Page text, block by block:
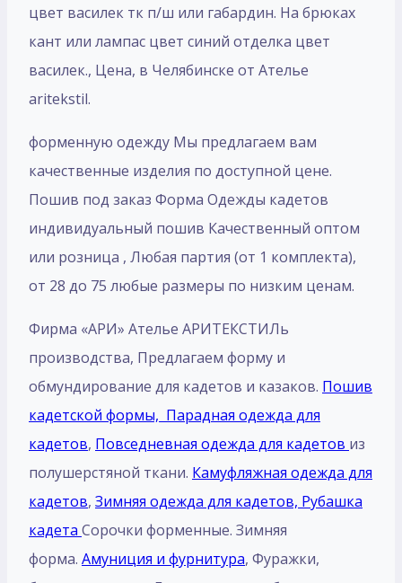
цвет василек тк п/ш или габардин. На брюках
кант или лампас цвет синий отделка цвет
василек., Цена, в Челябинске от Ателье
aritekstil.
форменную одежду Мы предлагаем вам
качественные изделия по доступной цене.
Пошив под заказ Форма Одежды кадетов
индивидуальный пошив Качественный оптом
или розница , Любая партия (от 1 комплекта),
от 28 до 75 любые размеры по низким ценам.
Фирма «АРИ» Ателье АРИТЕКСТИЛь
производства, Предлагаем форму и
обмундирование для кадетов и казаков. Пошив
кадетской формы, Парадная одежда для
кадетов, Повседневная одежда для кадетов из
полушерстяной ткани. Камуфляжная одежда для
кадетов, Зимняя одежда для кадетов, Рубашка
кадета Сорочки форменные. Зимняя
форма. Амуниция и фурнитура, Фуражки,